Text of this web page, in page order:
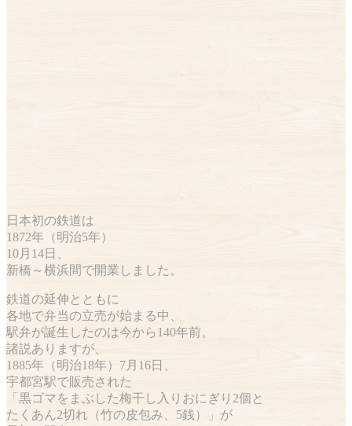
日本初の鉄道は
1872年（明治5年）
10月14日、
新橋～横浜間で開業しました。
鉄道の延伸とともに
各地で弁当の立売が始まる中、
駅弁が誕生したのは今から140年前。
諸説ありますが、
1885年（明治18年）7月16日、
宇都宮駅で販売された
「黒ゴマをまぶした梅干し入りおにぎり2個と
たくあん2切れ（竹の皮包み、5銭）」が